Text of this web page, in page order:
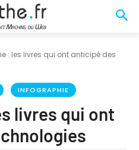
: les livres qui ont anticipé des
INFOGRAPHIE
livres qui ont